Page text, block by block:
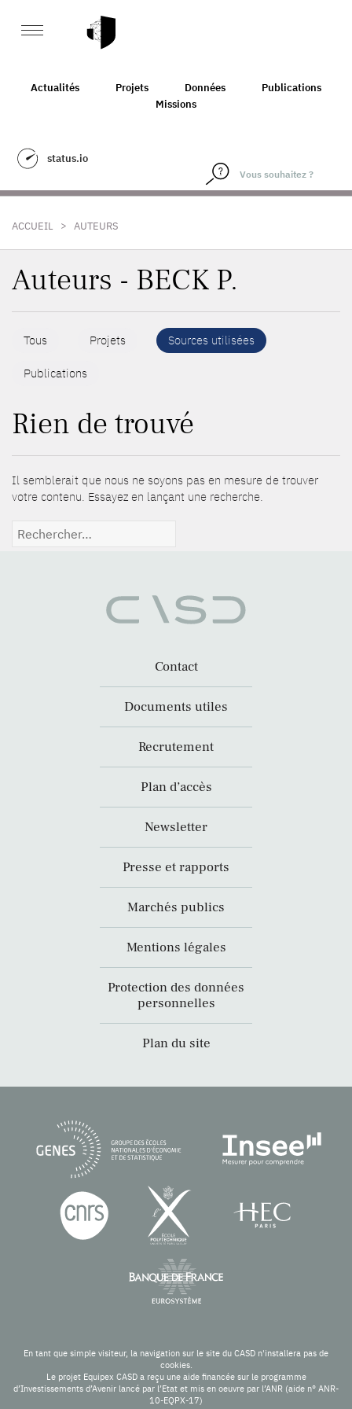
Actualités Projets Données
Publications
Missions
status.io
ACCUEIL > AUTEURS
Auteurs - BECK P.
Tous Projets Sources utilisées
Publications
Rien de trouvé
Il semblerait que nous ne soyons pas en mesure de trouver
votre contenu. Essayez en lançant une recherche.
Rechercher :
Contact
Documents utiles
Recrutement
Plan d’accès
Newsletter
Presse et rapports
Marchés publics
Mentions légales
Protection des données
personnelles
Plan du site
En tant que simple visiteur, la navigation sur le site du CASD n'installera pas de
cookies.
Le projet Equipex CASD a reçu une aide financée sur le programme
d’Investissements d’Avenir lancé par l’Etat et mis en oeuvre par l’ANR (aide n° ANR-
10-EQPX-17)